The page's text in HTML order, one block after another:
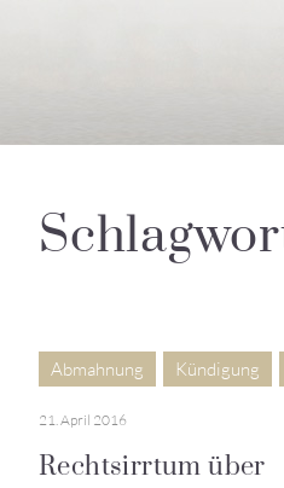
Abmahnung Kündigung
21. April 2016
Rechtsirrtum über